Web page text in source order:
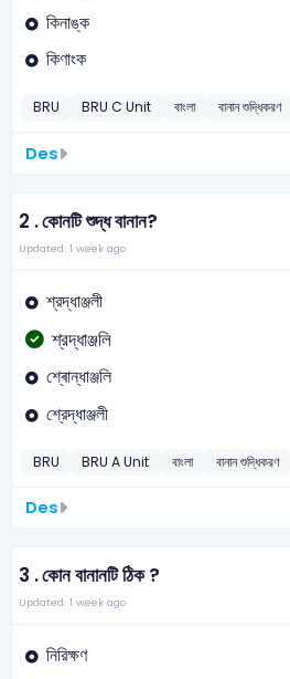
কিনাঙ্ক
কিণাংক
BRU BRU C Unit বাংলা বানান শুদ্ধিকরণ
Des
2 .কোনটি শুদ্ধ বানান?
Updated: 1 week ago
শ্রদ্ধাঞ্জলী
শ্রদ্ধাঞ্জলি
শ্ৰোন্ধাঞ্জলি
শ্রেদ্ধাঞ্জলী
BRU BRU A Unit বাংলা বানান শুদ্ধিকরণ
Des
3 .কোন বানানটি ঠিক ?
Updated: 1 week ago
নিরিক্ষণ